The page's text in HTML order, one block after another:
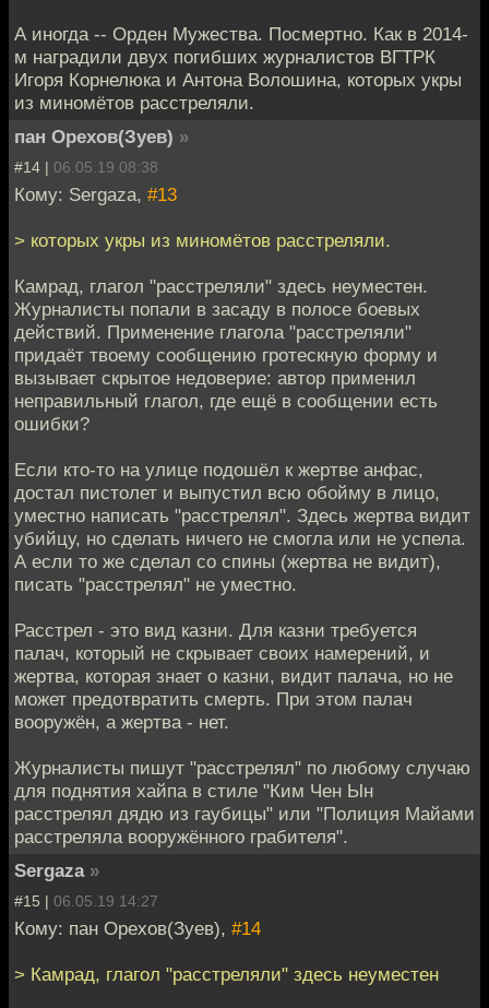
А иногда -- Орден Мужества. Посмертно. Как в 2014-
м наградили двух погибших журналистов ВГТРК
Игоря Корнелюка и Антона Волошина, которых укры
из миномётов расстреляли.
пан Орехов(Зуев) »
#14 | 06.05.19 08:38
Кому: Sergaza, #13
> которых укры из миномётов расстреляли.
Камрад, глагол "расстреляли" здесь неуместен.
Журналисты попали в засаду в полосе боевых
действий. Применение глагола "расстреляли"
придаёт твоему сообщению гротескную форму и
вызывает скрытое недоверие: автор применил
неправильный глагол, где ещё в сообщении есть
ошибки?
Если кто-то на улице подошёл к жертве анфас,
достал пистолет и выпустил всю обойму в лицо,
уместно написать "расстрелял". Здесь жертва видит
убийцу, но сделать ничего не смогла или не успела.
А если то же сделал со спины (жертва не видит),
писать "расстрелял" не уместно.
Расстрел - это вид казни. Для казни требуется
палач, который не скрывает своих намерений, и
жертва, которая знает о казни, видит палача, но не
может предотвратить смерть. При этом палач
вооружён, а жертва - нет.
Журналисты пишут "расстрелял" по любому случаю
для поднятия хайпа в стиле "Ким Чен Ын
расстрелял дядю из гаубицы" или "Полиция Майами
расстреляла вооружённого грабителя".
Sergaza »
#15 | 06.05.19 14:27
Кому: пан Орехов(Зуев), #14
> Камрад, глагол "расстреляли" здесь неуместен